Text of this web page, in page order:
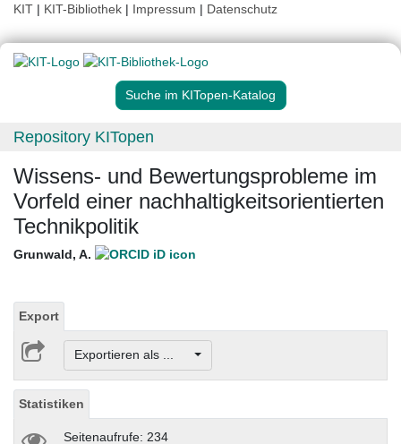
KIT | KIT-Bibliothek | Impressum | Datenschutz
Suche im KITopen-Katalog
Repository KITopen
Wissens- und Bewertungsprobleme im
Vorfeld einer nachhaltigkeitsorientierten
Technikpolitik
Grunwald, A.
Export
Exportieren als ...
Statistiken
Seitenaufrufe: 234